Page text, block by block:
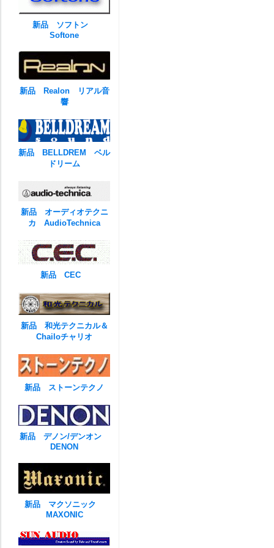
新品 ソフトン
Softone
新品 Realon リアル音
響
新品 BELLDREM ベル
ドリーム
新品 オーディオテクニ
カ AudioTechnica
新品 CEC
新品 和光テクニカル＆
Chailoチャリオ
新品 ストーンテクノ
新品 デノン/デンオン
DENON
新品 マクソニック
MAXONIC